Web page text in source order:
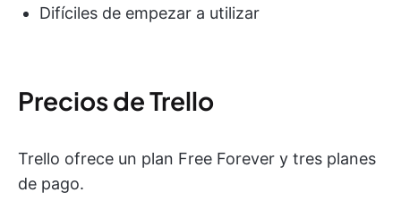
Difíciles de empezar a utilizar
Precios de Trello
Trello ofrece un plan Free Forever y tres planes
de pago.